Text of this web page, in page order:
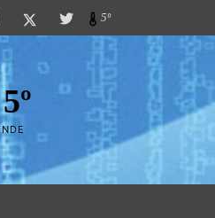
PUES..! "El
5º
5º